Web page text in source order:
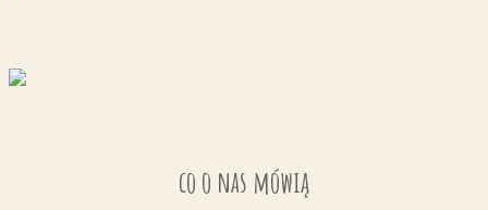
co o nas mówią